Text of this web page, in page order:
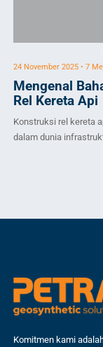
24 November 2025 • 7
Mengenal
Rel Kereta Api
Konstruksi rel kereta
dalam dunia
Komitmen kami